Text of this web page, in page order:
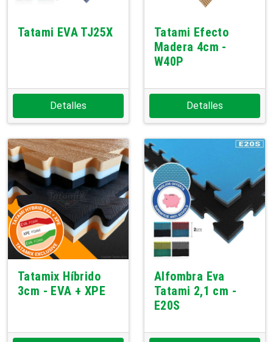
Tatami EVA TJ25X
Detalles
Tatami Efecto
Madera 4cm -
W40P
Detalles
Tatamix Híbrido
3cm - EVA + XPE
Alfombra Eva
Tatami 2,1 cm -
E20S